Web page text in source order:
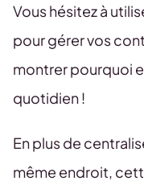
Vous hésitez à
pour gérer vos
montrer pourquoi
quotidien !
En plus de
même endroit,